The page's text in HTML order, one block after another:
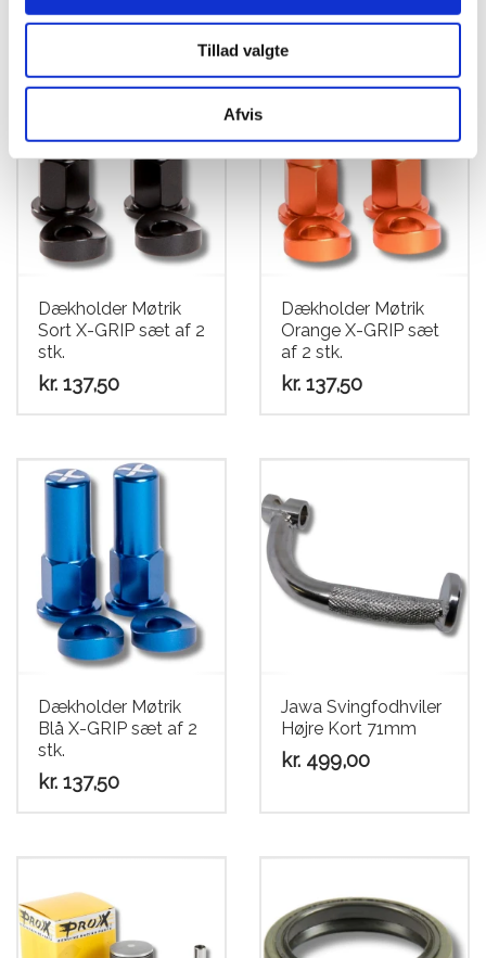
Tillad valgte
Afvis
Dækholder Møtrik
Sort X-GRIP sæt af 2
stk.
kr. 137,50
Dækholder Møtrik
Orange X-GRIP sæt
af 2 stk.
kr. 137,50
Dækholder Møtrik
Blå X-GRIP sæt af 2
stk.
kr. 137,50
Jawa Svingfodhviler
Højre Kort 71mm
kr. 499,00